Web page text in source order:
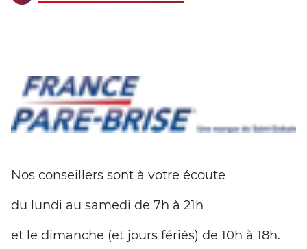
Nos conseillers sont à votre écoute
du lundi au samedi de 7h à 21h
et le dimanche (et jours fériés) de 10h à 18h.